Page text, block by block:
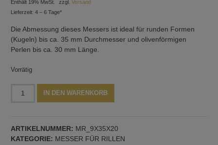
Enthält 19% MwSt. zzgl.Versand
Lieferzeit: 4 – 6 Tage*
Die Abmessung dieses Messers ist ideal für runden Formen
(Kugeln) bis ca. 35 mm Durchmesser und olivenförmigen
Perlen bis ca. 30 mm Länge.
Vorrätig
für
Kugeln
IN DEN WARENKORB
ARTIKELNUMMER: MR_9X35X20
KATEGORIE: MESSER FÜR RILLEN